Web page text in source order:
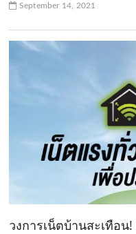
September 14, 2021
วงการเน็ตบ้านสะเทือน!